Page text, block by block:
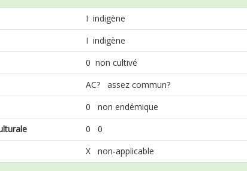
I indigène
I indigène
0 non cultivé
AC? assez commun?
0 non endémique
0 0
X non-applicable